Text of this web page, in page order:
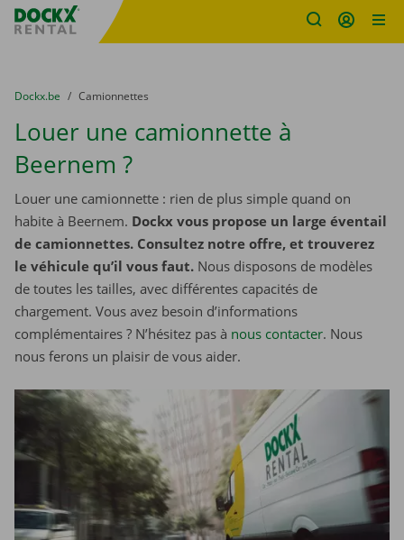
sitename
You are here:
du
Dockx.be to
Camionnettes
Louer une camionnette à
Beernem ?
Louer une camionnette : rien de plus simple quand on
habite à Beernem. Dockx vous propose un large éventail
de camionnettes. Consultez notre offre, et trouverez
le véhicule qu’il vous faut. Nous disposons de modèles
de toutes les tailles, avec différentes capacités de
chargement. Vous avez besoin d’informations
complémentaires ? N’hésitez pas à nous contacter. Nous
nous ferons un plaisir de vous aider.